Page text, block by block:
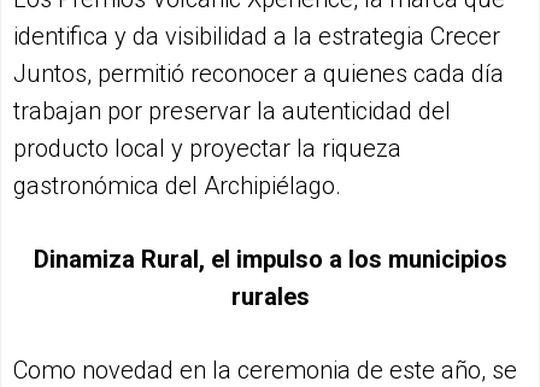
identifica y da visibilidad a la estrategia Crecer
Juntos, permitió reconocer a quienes cada día
trabajan por preservar la autenticidad del
producto local y proyectar la riqueza
gastronómica del Archipiélago.
Dinamiza Rural, el impulso a los municipios
rurales
Como novedad en la ceremonia de este año, se